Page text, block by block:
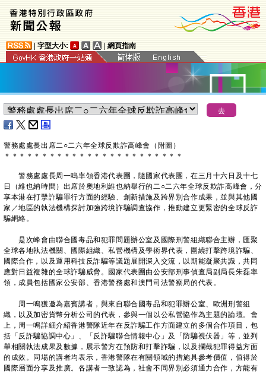
字型大小: 網頁指南
警務處處長出席二○二六年全球反欺詐高峰會（附圖）
＊ ＊ ＊ ＊ ＊ ＊ ＊ ＊ ＊ ＊ ＊ ＊ ＊ ＊ ＊ ＊ ＊ ＊ ＊ ＊ ＊ ＊ ＊ ＊
警務處處長周一鳴率領香港代表團，隨國家代表團，在三月十六日及十七
日（維也納時間）出席於奧地利維也納舉行的二○二六年全球反欺詐高峰會，分
享本港在打擊詐騙罪行方面的經驗、創新措施及跨界別合作成果，並與其他國
家／地區的執法機構探討加強跨境詐騙調查協作，推動建立更緊密的全球反詐
騙網絡。
是次峰會由聯合國毒品和犯罪問題辦公室及國際刑警組織聯合主辦，匯聚
全球各地執法機關、國際組織、私營機構及學術界代表，圍繞打擊跨境詐騙、
國際合作，以及運用科技反詐騙等議題展開深入交流，以期能凝聚共識，共同
應對日益複雜的全球詐騙威脅。國家代表團由公安部刑事偵查局副局長朱磊率
領，成員包括國家公安部、香港警務處和澳門司法警察局的代表。
周一鳴獲邀為嘉賓講者，與來自聯合國毒品和犯罪辦公室、歐洲刑警組
織，以及加密貨幣分析公司的代表，參與一個以公私營協作為主題的論壇。會
上，周一鳴詳細介紹香港警隊近年在反詐騙工作方面建立的多個合作項目，包
括「反詐騙協調中心」、「反詐騙聯合情報中心」及「防騙視伏器」等，並列
舉相關執法成果及數據，展示警方在預防和打擊詐騙，以及攔截犯罪得益方面
的成效。同場的講者均表示，香港警隊在有關領域的措施具參考價值，值得於
國際層面分享及推廣。各講者一致認為，社會不同界別必須通力合作，方能有